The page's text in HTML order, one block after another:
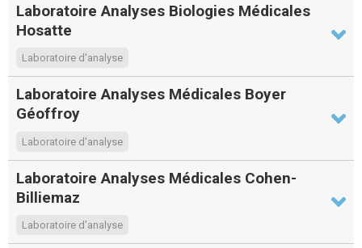
Laboratoire Analyses Biologies Médicales
Hosatte
Laboratoire d'analyse
Laboratoire Analyses Médicales Boyer
Géoffroy
Laboratoire d'analyse
Laboratoire Analyses Médicales Cohen-
Billiemaz
Laboratoire d'analyse